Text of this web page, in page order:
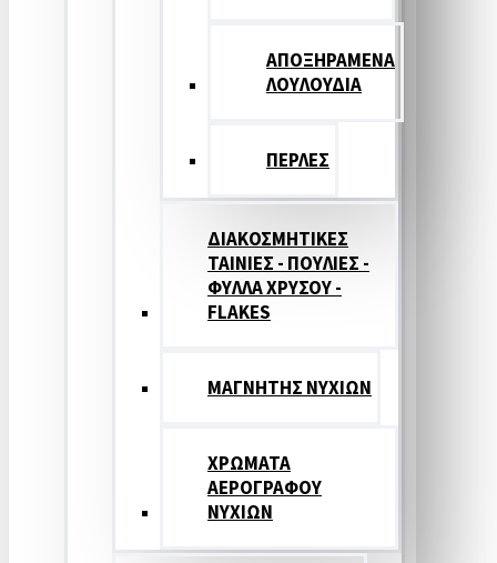
ΑΠΟΞΗΡΑΜΕΝΑ
ΛΟΥΛΟΥΔΙΑ
ΠΕΡΛΕΣ
ΔΙΑΚΟΣΜΗΤΙΚΕΣ
ΤΑΙΝΙΕΣ - ΠΟΥΛΙΕΣ -
ΦΥΛΛΑ ΧΡΥΣΟΥ -
FLAKES
ΜΑΓΝΗΤΗΣ ΝΥΧΙΩΝ
ΧΡΩΜΑΤΑ
ΑΕΡΟΓΡΑΦΟΥ
ΝΥΧΙΩΝ